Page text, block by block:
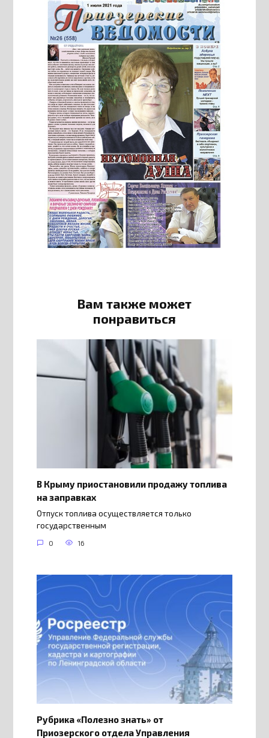
Вам также может
понравиться
В Крыму приостановили продажу топлива
на заправках
Отпуск топлива осуществляется только
государственным
0 16
Рубрика «Полезно знать» от
Приозерского отдела Управления